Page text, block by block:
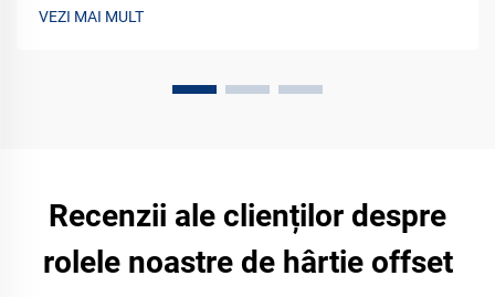
VEZI MAI MULT
Recenzii ale clienților despre
rolele noastre de hârtie offset